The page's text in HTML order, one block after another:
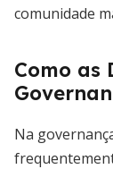
comunidade
Como as
Na